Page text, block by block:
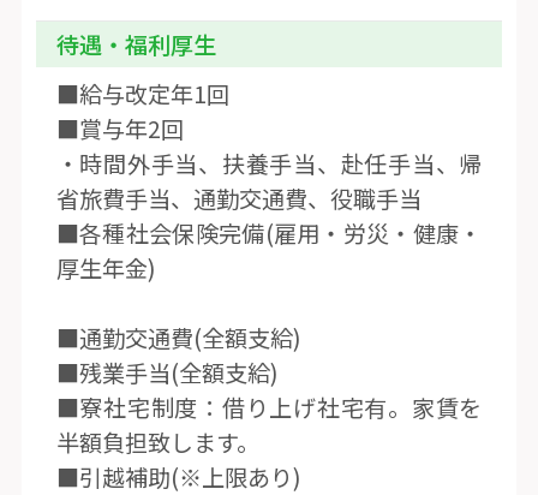
待遇・福利厚生
■給与改定年1回
■賞与年2回
・時間外手当、扶養手当、赴任手当、帰
省旅費手当、通勤交通費、役職手当
■各種社会保険完備(雇用・労災・健康・
厚生年金)
■通勤交通費(全額支給)
■残業手当(全額支給)
■寮社宅制度：借り上げ社宅有。家賃を
半額負担致します。
■引越補助(※上限あり)